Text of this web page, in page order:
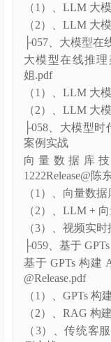
LangChain 开
1220Release@陈
（1）、LLM 大
（2）、LLM 大
├057、大模型在
大模型在线推
姐.pdf
（1）、LLM 大
（2）、LLM 大
├058、大模型时
案例实战
向量数据库
1222Release@陈
（1）、向量数
（2）、LLM +
（3）、视频实时
├059、基于
基于 GPTs 构建
@Release.pdf
（1）、GPTs 构